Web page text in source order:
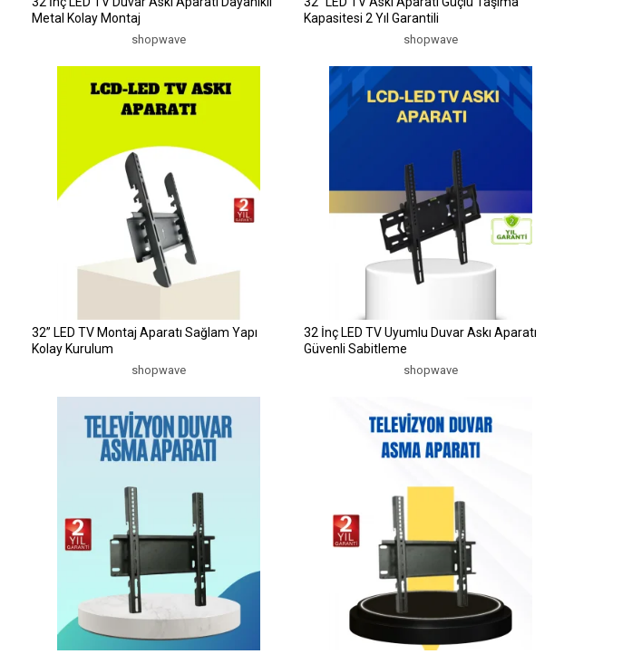
Metal Kolay Montaj
shopwave
Kapasitesi 2 Yıl Garantili
shopwave
32” LED TV Montaj Aparatı Sağlam Yapı
Kolay Kurulum
shopwave
32 İnç LED TV Uyumlu Duvar Askı Aparatı
Güvenli Sabitleme
shopwave